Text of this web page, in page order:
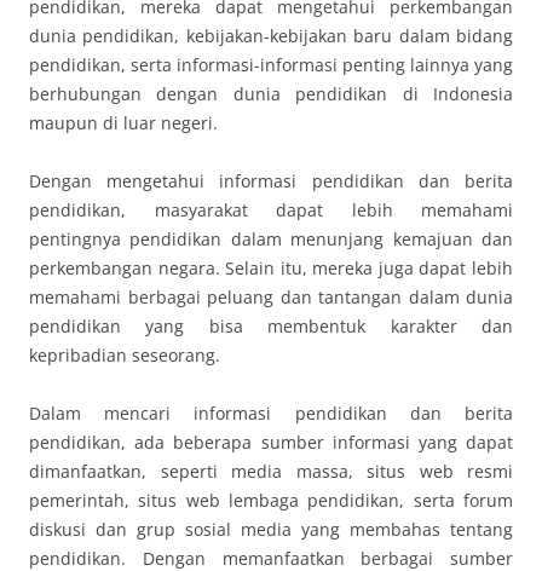
pendidikan, mereka dapat mengetahui perkembangan
dunia pendidikan, kebijakan-kebijakan baru dalam bidang
pendidikan, serta informasi-informasi penting lainnya yang
berhubungan dengan dunia pendidikan di Indonesia
maupun di luar negeri.
Dengan mengetahui informasi pendidikan dan berita
pendidikan, masyarakat dapat lebih memahami
pentingnya pendidikan dalam menunjang kemajuan dan
perkembangan negara. Selain itu, mereka juga dapat lebih
memahami berbagai peluang dan tantangan dalam dunia
pendidikan yang bisa membentuk karakter dan
kepribadian seseorang.
Dalam mencari informasi pendidikan dan berita
pendidikan, ada beberapa sumber informasi yang dapat
dimanfaatkan, seperti media massa, situs web resmi
pemerintah, situs web lembaga pendidikan, serta forum
diskusi dan grup sosial media yang membahas tentang
pendidikan. Dengan memanfaatkan berbagai sumber